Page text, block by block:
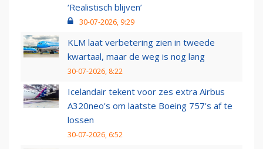
‘Realistisch blijven’
30-07-2026, 9:29
KLM laat verbetering zien in tweede
kwartaal, maar de weg is nog lang
30-07-2026, 8:22
Icelandair tekent voor zes extra Airbus
A320neo's om laatste Boeing 757's af te
lossen
30-07-2026, 6:52